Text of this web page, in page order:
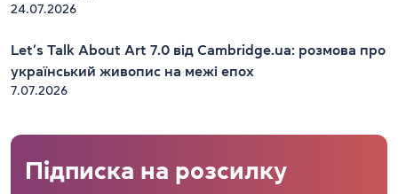
24.07.2026
Let’s Talk About Art 7.0 від Cambridge.ua: розмова про
український живопис на межі епох
7.07.2026
Підписка на розсилку